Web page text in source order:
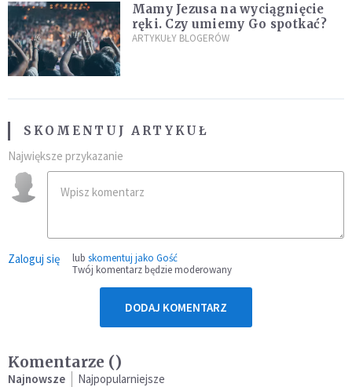
Mamy Jezusa na wyciągnięcie
ręki. Czy umiemy Go spotkać?
ARTYKUŁY BLOGERÓW
SKOMENTUJ ARTYKUŁ
Największe przykazanie
Zaloguj się lub skomentuj jako Gość
Twój komentarz będzie moderowany
DODAJ KOMENTARZ
Komentarze ()
Najnowsze Najpopularniejsze